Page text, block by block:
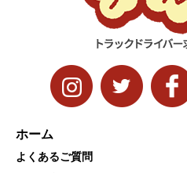
ホーム
よくあるご質問